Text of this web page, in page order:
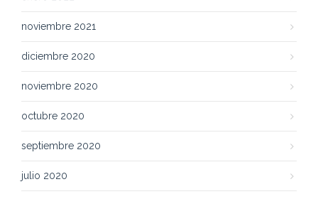
noviembre 2021
diciembre 2020
noviembre 2020
octubre 2020
septiembre 2020
julio 2020